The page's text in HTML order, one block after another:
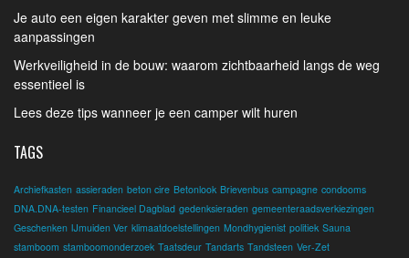
Je auto een eigen karakter geven met slimme en leuke
aanpassingen
Werkveiligheid in de bouw: waarom zichtbaarheid langs de weg
essentieel is
Lees deze tips wanneer je een camper wilt huren
TAGS
Archiefkasten assieraden beton cire Betonlook Brievenbus campagne condooms
DNA.DNA-testen Financieel Dagblad gedenksieraden gemeenteraadsverkiezingen
Geschenken IJmuiden Ver klimaatdoelstellingen Mondhygienist politiek Sauna
stamboom stamboomonderzoek Taatsdeur Tandarts Tandsteen Ver-Zet